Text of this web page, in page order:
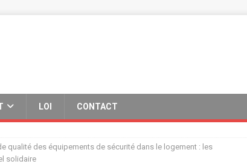
LOI CONTACT
qualité des équipements de sécurité dans le logement : les
solidaire